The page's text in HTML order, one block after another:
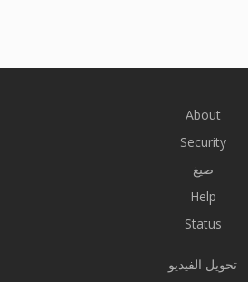
About
Security
صيغ
Help
Status
تحويل الفيديو